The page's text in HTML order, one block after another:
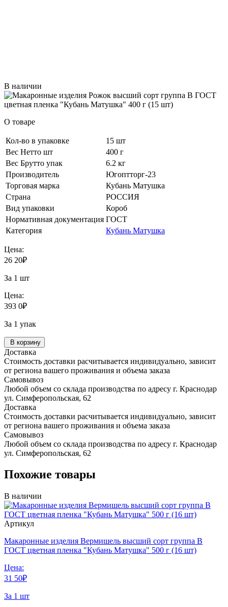
В наличии
О товаре
Кол-во в упаковке
15 шт
Вес Нетто шт
400 г
Вес Брутто упак
6.2 кг
Производитель
Югоптторг-23
Торговая марка
Кубань Матушка
Страна
РОССИЯ
Вид упаковки
Короб
Нормативная документация ГОСТ
Категория
Кубань Матушка
Цена:
26 20₽
За 1 шт
Цена:
393 0₽
За 1 упак
В корзину
Доставка
Стоимость доставки расчитывается индивидуально, зависит
от региона вашего проживания и объема заказа
Самовывоз
Любой объем со склада производства по адресу г. Краснодар
ул. Симферопольская, 62
Доставка
Стоимость доставки расчитывается индивидуально, зависит
от региона вашего проживания и объема заказа
Самовывоз
Любой объем со склада производства по адресу г. Краснодар
ул. Симферопольская, 62
Похожие товары
В наличии
Артикул
Макаронные изделия Вермишель высший сорт группа В
ГОСТ цветная пленка "Кубань Матушка" 500 г (16 шт)
Цена:
31 50₽
За 1 шт